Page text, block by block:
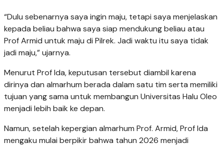
“Dulu sebenarnya saya ingin maju, tetapi saya menjelaskan
kepada beliau bahwa saya siap mendukung beliau atau
Prof Armid untuk maju di Pilrek. Jadi waktu itu saya tidak
jadi maju,” ujarnya.
Menurut Prof Ida, keputusan tersebut diambil karena
dirinya dan almarhum berada dalam satu tim serta memiliki
tujuan yang sama untuk membangun Universitas Halu Oleo
menjadi lebih baik ke depan.
Namun, setelah kepergian almarhum Prof. Armid, Prof Ida
mengaku mulai berpikir bahwa tahun 2026 menjadi